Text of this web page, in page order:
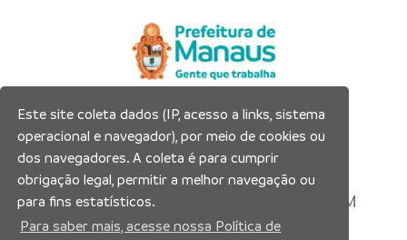
Prefeitura Municipal de Manaus
Município de Manaus
CNPJ:04.365.326.0001-73
Av. Brasil, 2971 – Compensa, Manaus-AM
CEP: 69036-110
Este site coleta dados (IP, acesso a links, sistema
operacional e navegador), por meio de cookies ou
dos navegadores. A coleta é para cumprir
obrigação legal, permitir a melhor navegação ou
para fins estatísticos.
Para saber mais, acesse nossa Política de